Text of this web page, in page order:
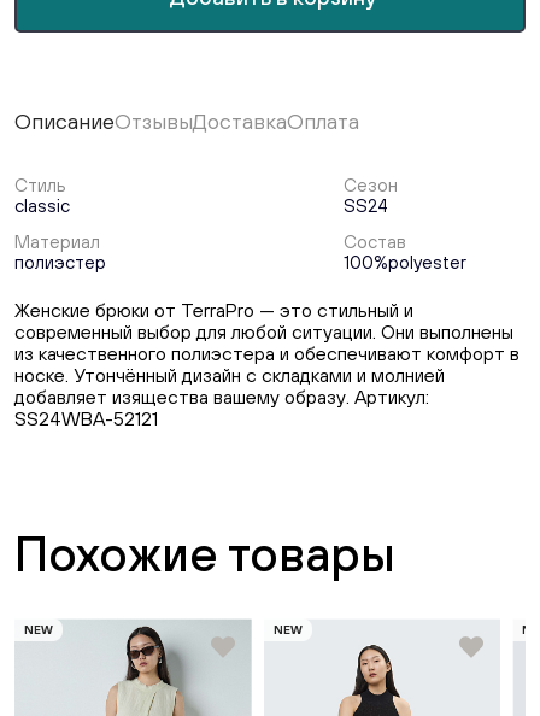
ОписаниеОтзывыДоставкаОплата
Стиль
classic
Сезон
SS24
Материал
полиэстер
Состав
100%polyester
Женские брюки от TerraPro — это стильный и
современный выбор для любой ситуации. Они выполнены
из качественного полиэстера и обеспечивают комфорт в
носке. Утончённый дизайн с складками и молнией
добавляет изящества вашему образу. Артикул:
SS24WBA-52121
Похожие товары
NEW NEW